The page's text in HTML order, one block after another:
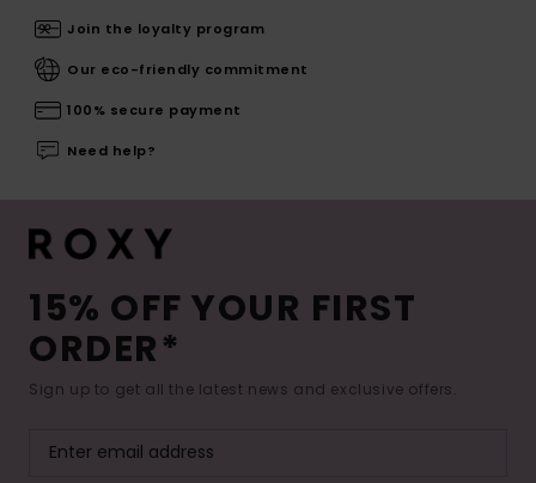
Join the loyalty program
Our eco-friendly commitment
100% secure payment
Need help?
15% OFF YOUR FIRST
ORDER*
Sign up to get all the latest news and exclusive offers.